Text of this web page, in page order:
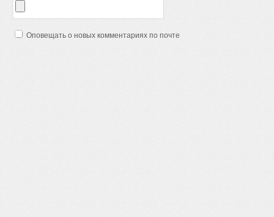
Оповещать о новых комментариях по почте